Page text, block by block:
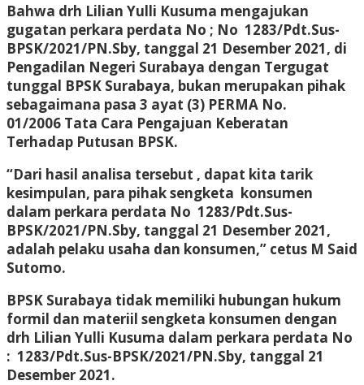
Bahwa drh Lilian Yulli Kusuma mengajukan
gugatan perkara perdata No ; No 1283/Pdt.Sus-
BPSK/2021/PN.Sby, tanggal 21 Desember 2021, di
Pengadilan Negeri Surabaya dengan Tergugat
tunggal BPSK Surabaya, bukan merupakan pihak
sebagaimana pasa 3 ayat (3) PERMA No.
01/2006 Tata Cara Pengajuan Keberatan
Terhadap Putusan BPSK.
“Dari hasil analisa tersebut , dapat kita tarik
kesimpulan, para pihak sengketa konsumen
dalam perkara perdata No 1283/Pdt.Sus-
BPSK/2021/PN.Sby, tanggal 21 Desember 2021,
adalah pelaku usaha dan konsumen,” cetus M Said
Sutomo.
BPSK Surabaya tidak memiliki hubungan hukum
formil dan materiil sengketa konsumen dengan
drh Lilian Yulli Kusuma dalam perkara perdata No
: 1283/Pdt.Sus-BPSK/2021/PN.Sby, tanggal 21
Desember 2021.